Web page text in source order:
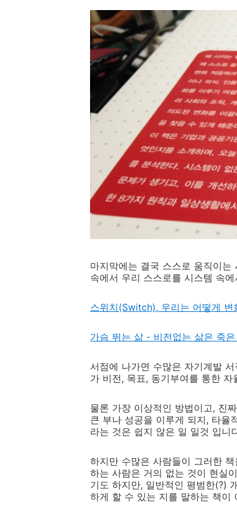
마지막에는 결국 스스로 움직이
속에서 우리 스스로를 시스템 속
스위치(Switch), 우리는 어떻게
가슴 뛰는 삶 - 비전없는 삶은 죽
서점에 나가면 수많은 자기계발
가 비전, 목표, 동기부여를 통한
물론 가장 이상적인 방법이고, 진
큰 부나 성공을 이루게 되지, 타율
라는 것은 쉽지 않은 일 일것 입니
하지만 수많은 사람들이 그러한
하는 사람은 거의 없는 것이 현실
기도 하지만, 일반적인 평범한(?)
하게 할 수 있는 지를 말하는 책이